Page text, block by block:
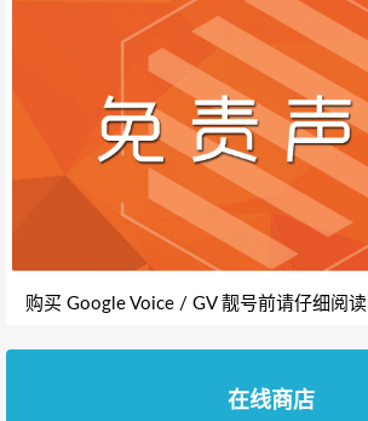
购买 Google Voice / GV 靓号前请仔细阅读
在线商店